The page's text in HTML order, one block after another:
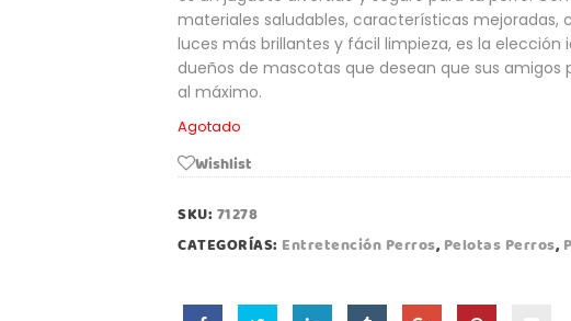
materiales saludables, características mejoradas,
luces más brillantes y fácil limpieza, es la elección
dueños de mascotas que desean que sus amigos
al máximo.
Agotado
Wishlist
SKU: 71278
CATEGORÍAS: Entretención Perros, Pelotas Perros,